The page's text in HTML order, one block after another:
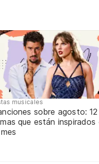
musicales
sobre agosto: 12
que están inspirados